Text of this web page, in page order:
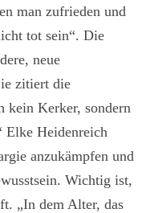
man zufrieden und
tot sein“. Die
neue
zitiert die
kein Kerker, sondern
Elke Heidenreich
anzukämpfen und
Wichtig ist,
„In dem Alter, das